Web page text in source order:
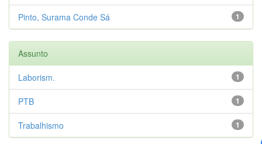
1
Pinto, Surama Conde Sá
Assunto
1
Laborism.
1
PTB
1
Trabalhismo